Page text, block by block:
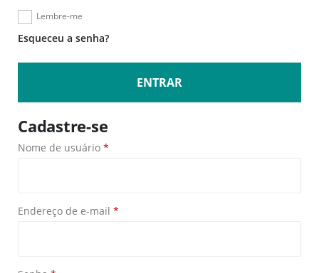
Lembre-me
Esqueceu a senha?
ENTRAR
Cadastre-se
Nome de usuário *
Endereço de e-mail *